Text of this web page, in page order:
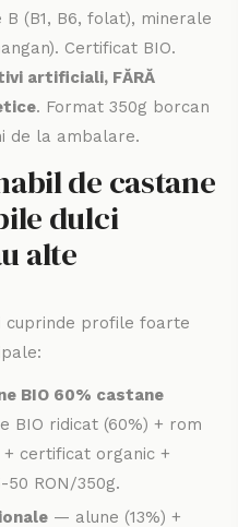
(B1, B6, folat), minerale
Certificat BIO.
artificiali, FĂRĂ
. Format 350g borcan
de la ambalare.
de castane
dulci
alte
cuprinde profile foarte
BIO 60% castane
BIO ridicat (60%) + rom
certificat organic +
RON/350g.
— alune (13%) +